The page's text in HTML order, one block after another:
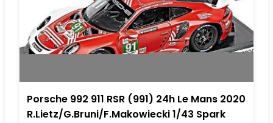
Porsche 992 911 RSR (991) 24h Le Mans 2020
R.Lietz/G.Bruni/F.Makowiecki 1/43 Spark